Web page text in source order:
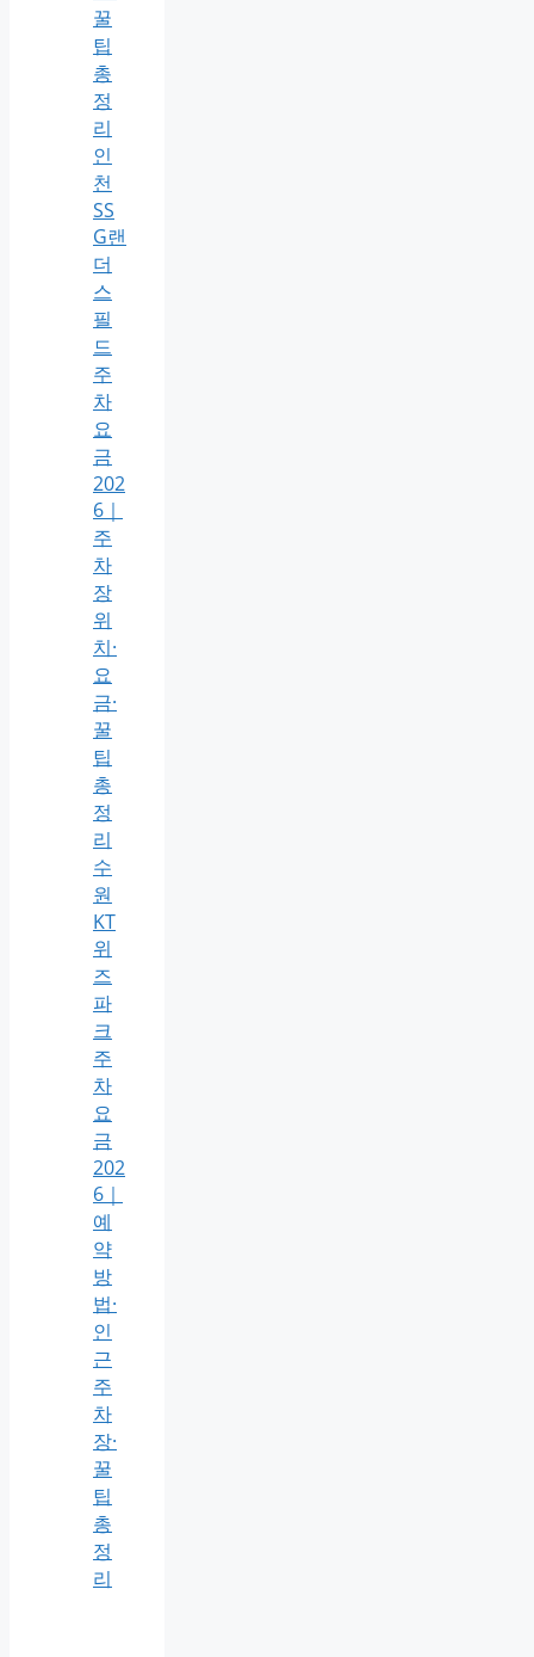
꿀
팁
총
정
리
인
천
SS
G랜
더
스
필
드
주
차
요
금
202
6｜
주
차
장
위
치·
요
금·
꿀
팁
총
정
리
수
원
KT
위
즈
파
크
주
차
요
금
202
6｜
예
약
방
법·
인
근
주
차
장·
꿀
팁
총
정
리